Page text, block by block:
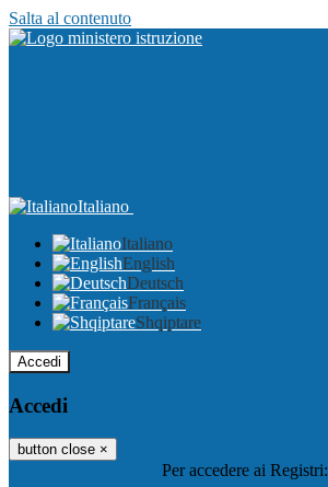
Salta al contenuto
Italiano
Italiano
English
Deutsch
Français
Shqiptare
Accedi
Accedi
button close ×
Per accedere ai Registri: